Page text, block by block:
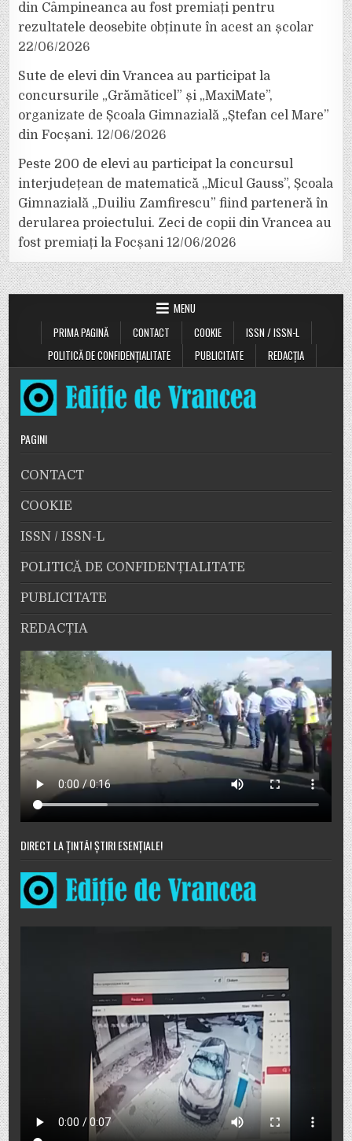
din Câmpineanca au fost premiați pentru
rezultatele deosebite obținute în acest an școlar
22/06/2026
Sute de elevi din Vrancea au participat la
concursurile „Grămăticel” și „MaxiMate”,
organizate de Școala Gimnazială „Ștefan cel Mare”
din Focșani. 12/06/2026
Peste 200 de elevi au participat la concursul
interjudețean de matematică „Micul Gauss”, Școala
Gimnazială „Duiliu Zamfirescu” fiind parteneră în
derularea proiectului. Zeci de copii din Vrancea au
fost premiați la Focșani 12/06/2026
MENU
PRIMA PAGINĂ
CONTACT COOKIE
ISSN / ISSN-L
POLITICĂ DE CONFIDENȚIALITATE
PUBLICITATE REDACȚIA
PAGINI
CONTACT
COOKIE
ISSN / ISSN-L
POLITICĂ DE CONFIDENȚIALITATE
PUBLICITATE
REDACȚIA
DIRECT LA ȚINTĂ! ȘTIRI ESENȚIALE!